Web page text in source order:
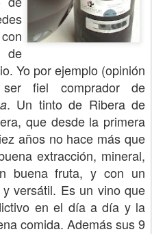
de
Yo por ejemplo (opinión
fiel comprador de
. Un tinto de Ribera de
que desde la primera
años no hace más que
extracción, mineral,
buena fruta, y con un
versátil. Es un vino que
en el día a día y la
comida. Además sus 9